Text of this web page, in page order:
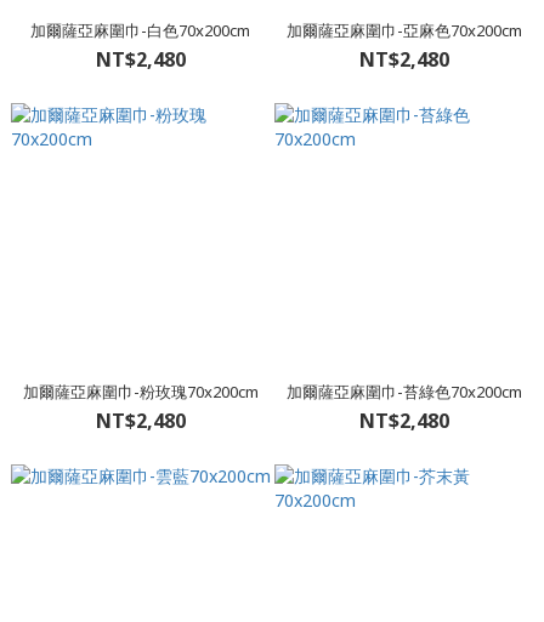
加爾薩亞麻圍巾-白色70x200cm
NT$2,480
加爾薩亞麻圍巾-亞麻色70x200cm
NT$2,480
加爾薩亞麻圍巾-粉玫瑰70x200cm
NT$2,480
加爾薩亞麻圍巾-苔綠色70x200cm
NT$2,480